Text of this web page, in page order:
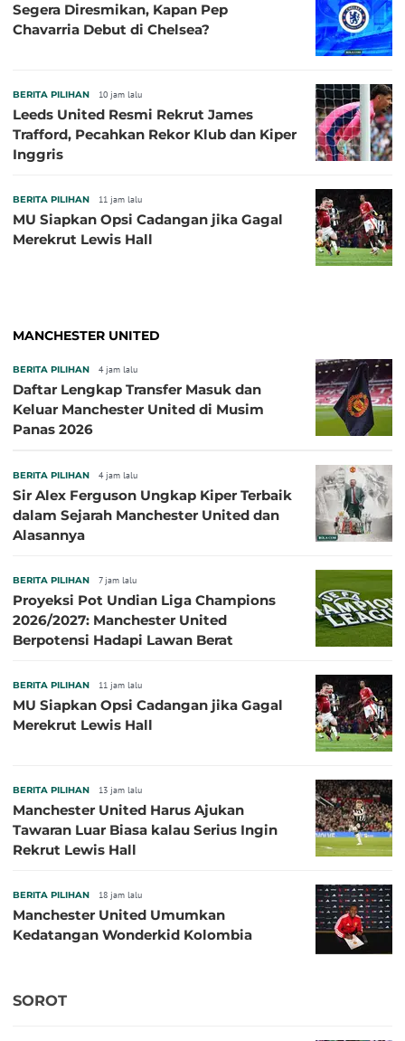
Segera Diresmikan, Kapan Pep
Chavarria Debut di Chelsea?
BERITA PILIHAN 10 jam lalu
Leeds United Resmi Rekrut James
Trafford, Pecahkan Rekor Klub dan Kiper
Inggris
BERITA PILIHAN 11 jam lalu
MU Siapkan Opsi Cadangan jika Gagal
Merekrut Lewis Hall
MANCHESTER UNITED
BERITA PILIHAN 4 jam lalu
Daftar Lengkap Transfer Masuk dan
Keluar Manchester United di Musim
Panas 2026
BERITA PILIHAN 4 jam lalu
Sir Alex Ferguson Ungkap Kiper Terbaik
dalam Sejarah Manchester United dan
Alasannya
BERITA PILIHAN 7 jam lalu
Proyeksi Pot Undian Liga Champions
2026/2027: Manchester United
Berpotensi Hadapi Lawan Berat
BERITA PILIHAN 11 jam lalu
MU Siapkan Opsi Cadangan jika Gagal
Merekrut Lewis Hall
BERITA PILIHAN 13 jam lalu
Manchester United Harus Ajukan
Tawaran Luar Biasa kalau Serius Ingin
Rekrut Lewis Hall
BERITA PILIHAN 18 jam lalu
Manchester United Umumkan
Kedatangan Wonderkid Kolombia
SOROT